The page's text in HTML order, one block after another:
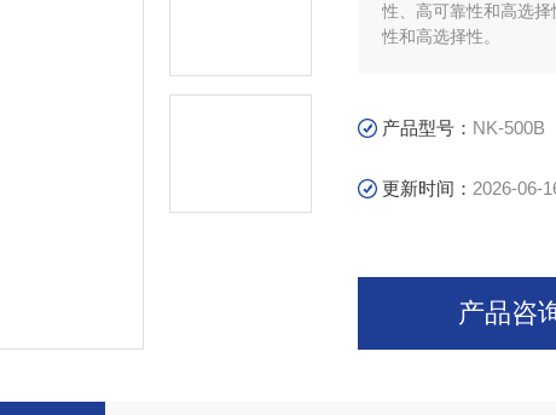
性、高可靠性和高选
性和高选择性。
产品型号： NK-500B
更新时间： 2026-06-
产品咨